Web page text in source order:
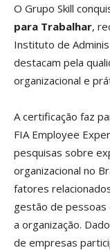
O Grupo Skill
para Trabalhar,
Instituto de
destacam pela
organizacional e
A certificação faz
FIA Employee
pesquisas sobre
organizacional no
fatores
gestão de
a organização.
de empresas